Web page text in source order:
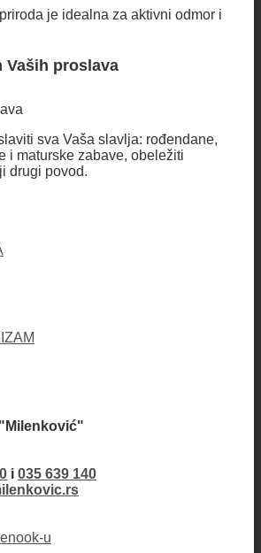
je idealna za aktivni odmor i
Vaših proslava
sva Vaša slavlja: rođendane,
i maturske zabave, obeležiti
drugi povod.
i 035 639 140